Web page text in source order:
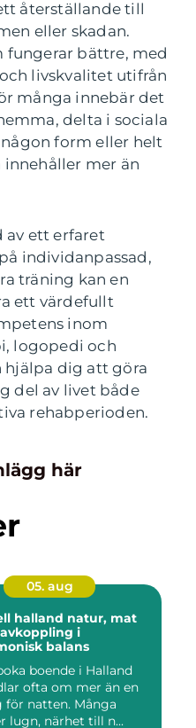
återställande till
eller skadan.
fungerar bättre, med
livskvalitet utifrån
många innebär det
delta i sociala
form eller helt
mer än
av ett erfaret
individanpassad,
träning kan en
ett värdefullt
inom
logopedi och
hjälpa dig att göra
del av livet både
rehabperioden.
här
05. aug
natur, mat
i
balans
boende i Halland
ofta om mer än en
för natten. Många
lugn, närhet till n...